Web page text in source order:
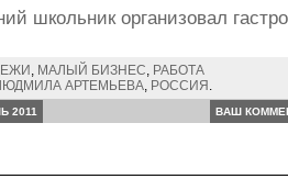
школьник организовал
, МАЛЫЙ БИЗНЕС, РАБОТА
АРТЕМЬЕВА, РОССИЯ .
2011 ВАШ